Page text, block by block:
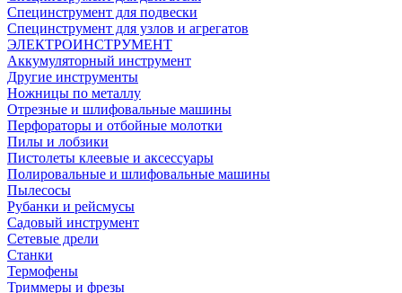
Специнструмент для подвески
Специнструмент для узлов и агрегатов
ЭЛЕКТРОИНСТРУМЕНТ
Аккумуляторный инструмент
Другие инструменты
Ножницы по металлу
Отрезные и шлифовальные машины
Перфораторы и отбойные молотки
Пилы и лобзики
Пистолеты клеевые и аксессуары
Полировальные и шлифовальные машины
Пылесосы
Рубанки и рейсмусы
Садовый инструмент
Сетевые дрели
Станки
Термофены
Триммеры и фрезы